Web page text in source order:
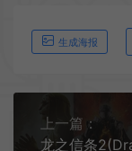
生成海报
上一篇：